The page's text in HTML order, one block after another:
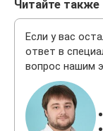
Читайте также
Если у вас
ответ в
вопрос нашим